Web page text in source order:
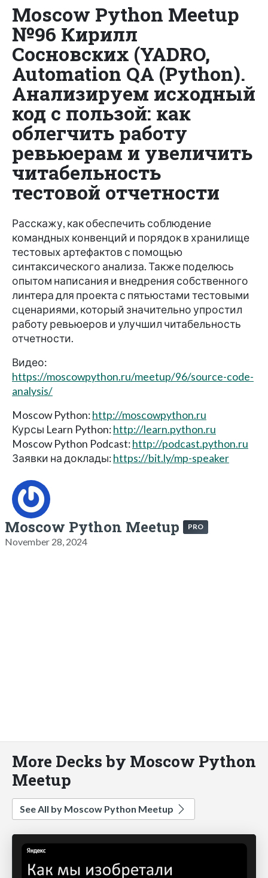
Moscow Python Meetup
№96 Кирилл
Сосновских (YADRO,
Automation QA (Python).
Анализируем исходный
код с пользой: как
облегчить работу
ревьюерам и увеличить
читабельность
тестовой отчетности
Расскажу, как обеспечить соблюдение
командных конвенций и порядок в хранилище
тестовых артефактов с помощью
синтаксического анализа. Также поделюсь
опытом написания и внедрения собственного
линтера для проекта с пятьюстами тестовыми
сценариями, который значительно упростил
работу ревьюеров и улучшил читабельность
отчетности.
Видео:
https://moscowpython.ru/meetup/96/source-code-
analysis/
Moscow Python:http://moscowpython.ru
Курсы Learn Python:http://learn.python.ru
Moscow Python Podcast:http://podcast.python.ru
Заявки на доклады:https://bit.ly/mp-speaker
Moscow Python Meetup PRO
November 28, 2024
More Decks by Moscow Python
Meetup
See All by Moscow Python Meetup